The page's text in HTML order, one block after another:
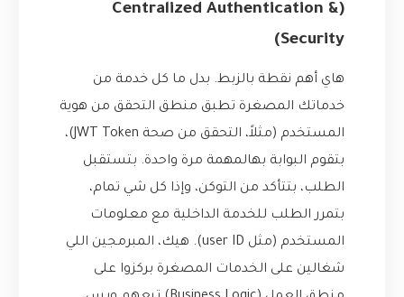
(Centralized Authentication &
Security)
هاي أهم نقطة بالزبط. بدل ما كل خدمة من
خدماتك المصغرة تطبق منطق التحقق من هوية
المستخدم (مثلاً، التحقق من صحة JWT Token)،
بتقوم البوابة بهالمهمة مرة واحدة. بتستقبل
الطلب، بتتأكد من التوكن، وإذا كل شي تمام،
بتمرر الطلب للخدمة الداخلية مع معلومات
المستخدم (مثل user ID). هيك، المبرمجين اللي
شغالين على الخدمات المصغرة بركزوا على